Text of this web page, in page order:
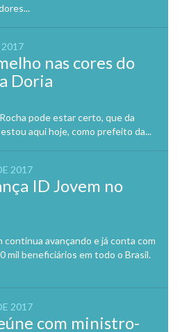
2017
nas cores do
Doria
pode estar certo, que da
aqui hoje, como prefeito da...
2017
ID Jovem no
continua avançando e já conta com
mil beneficiários em todo o Brasil.
2017
com ministro-